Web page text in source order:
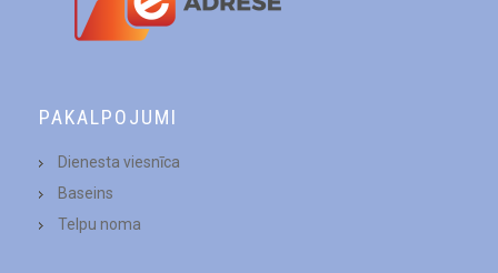
PAKALPOJUMI
Dienesta viesnīca
Baseins
Telpu noma